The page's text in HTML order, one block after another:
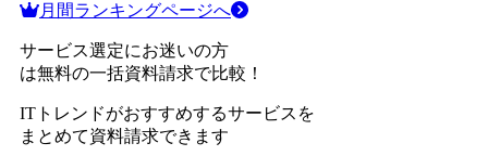
月間ランキングページへ
サービス選定にお迷いの方
は無料の一括資料請求で比較！
ITトレンドがおすすめするサービスを
まとめて資料請求できます